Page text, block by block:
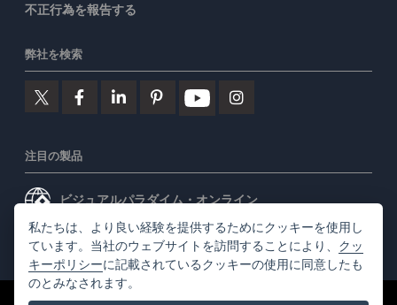
不正行為を報告する
弊社を検索
注目の製品
ビジュアルパラダイム・オンライン
ビジュアルパラダイムデスクトップ
私たちは、より良い経験を提供するためにクッキーを使用し
ています。当社のウェブサイトを訪問することにより、 クッ
キーポリシーに記載されているクッキーの使用に同意したも
のとみなされます。